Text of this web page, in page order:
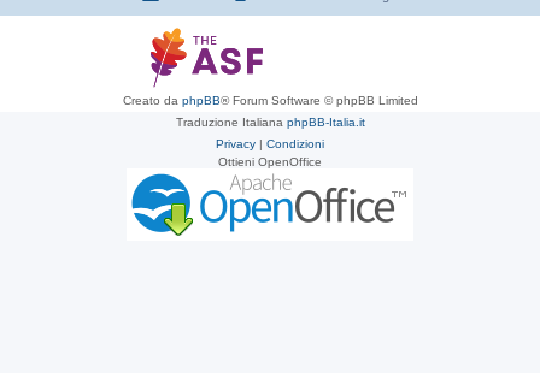
Creato da phpBB® Forum Software © phpBB Limited
Traduzione Italiana phpBB-Italia.it
Privacy | Condizioni
Ottieni OpenOffice